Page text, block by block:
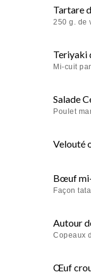
Tartare
250 g. de
Teriyaki
Mi-cuit
Salade
Poulet
Velouté
Bœuf
Façon
Autour
Copeaux
Œuf